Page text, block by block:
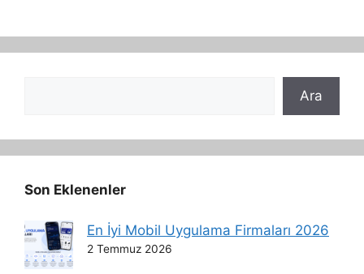
Ara
Son Eklenenler
En İyi Mobil Uygulama Firmaları 2026
2 Temmuz 2026